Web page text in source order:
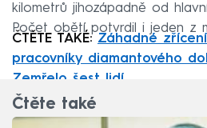
kilometrů jihozápadně od
Počet obětí potvrdil i jeden z
ČTĚTE TAKÉ: Záhadné
pracovníky diamantového
Zemřelo šest lidí
Čtěte také